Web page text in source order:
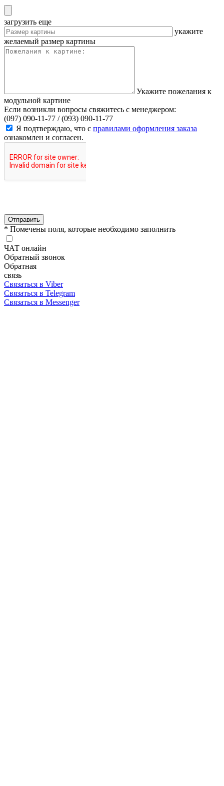
загрузить еще
укажите
желаемый размер картины
Укажите пожелания к
модульной картине
Если возникли вопросы свяжитесь с менеджером:
(097) 090-11-77 /(093) 090-11-77
Я подтверждаю, что с правилами оформления заказа
ознакомлен и согласен.
Отправить
* Помечены поля, которые необходимо заполнить
ЧАТ онлайн
Обратный звонок
Обратная
связь
Связаться в Viber
Связаться в Telegram
Связаться в Messenger